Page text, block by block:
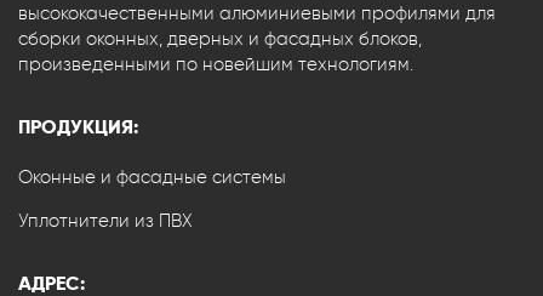
высококачественными алюминиевыми профилями для
сборки оконных, дверных и фасадных блоков,
произведенными по новейшим технологиям.
ПРОДУКЦИЯ:
Оконные и фасадные системы
Уплотнители из ПВХ
АДРЕС: